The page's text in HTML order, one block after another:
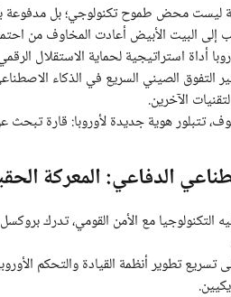
ليست محض طموح تكنولوجي؛ بل مدفوعة
إلى البيت الأبيض أعادت المخاوف من
أداة استراتيجية لحماية الاستقلال
التفوق الصيني السريع في الذكاء
الآخرين.
تتبلور هوية جديدة لأوروبا: قارة تبحث
الدفاعي: المعركة
التكنولوجيا مع الأمن القومي، تدرك
تطوير أنظمة القيادة والتحكم